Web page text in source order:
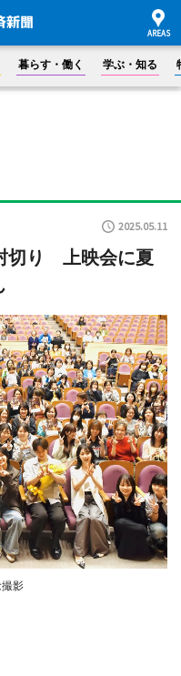
暮らす・働く 学ぶ・知る
2025.05.11
切り 上映会に夏
影